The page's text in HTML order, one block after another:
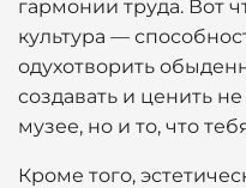
гармонии труда. Вот
культура —
одухотворить
создавать и ценить
музее, но и то, что
Кроме того,